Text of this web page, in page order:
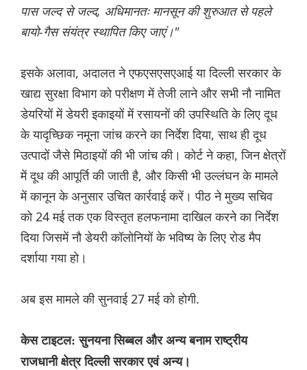
पास जल्द से जल्द, अधिमानतः मानसून की शुरुआत से पहले
बायो-गैस संयंत्र स्थापित किए जाएं।"
इसके अलावा, अदालत ने एफएसएसएआई या दिल्ली सरकार के
खाद्य सुरक्षा विभाग को परीक्षण में तेजी लाने और सभी नौ नामित
डेयरियों में डेयरी इकाइयों में रसायनों की उपस्थिति के लिए दूध
के यादृच्छिक नमूना जांच करने का निर्देश दिया, साथ ही दूध
उत्पादों जैसे मिठाइयों की भी जांच की। कोर्ट ने कहा, जिन क्षेत्रों
में दूध की आपूर्ति की जाती है, और किसी भी उल्लंघन के मामले
में कानून के अनुसार उचित कार्रवाई करें। पीठ ने मुख्य सचिव
को 24 मई तक एक विस्तृत हलफनामा दाखिल करने का निर्देश
दिया जिसमें नौ डेयरी कॉलोनियों के भविष्य के लिए रोड मैप
दर्शाया गया हो।
अब इस मामले की सुनवाई 27 मई को होगी.
केस टाइटल: सुनयना सिब्बल और अन्य बनाम राष्ट्रीय
राजधानी क्षेत्र दिल्ली सरकार एवं अन्य।